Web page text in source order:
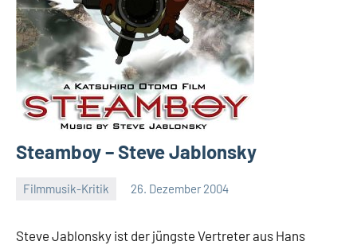
Steamboy – Steve Jablonsky
Filmmusik-Kritik 26. Dezember 2004
Steve Jablonsky ist der jüngste Vertreter aus Hans